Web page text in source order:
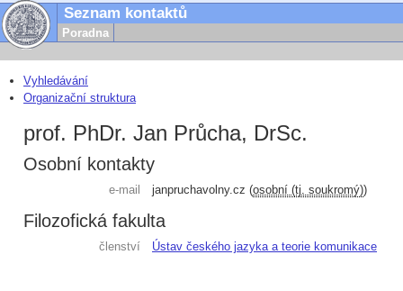
Seznam kontaktů
Poradna
Vyhledávání
Organizační struktura
prof. PhDr. Jan Průcha, DrSc.
Osobní kontakty
e-mail janpruchavolny.cz (osobní (tj. soukromý))
Filozofická fakulta
členství Ústav českého jazyka a teorie komunikace